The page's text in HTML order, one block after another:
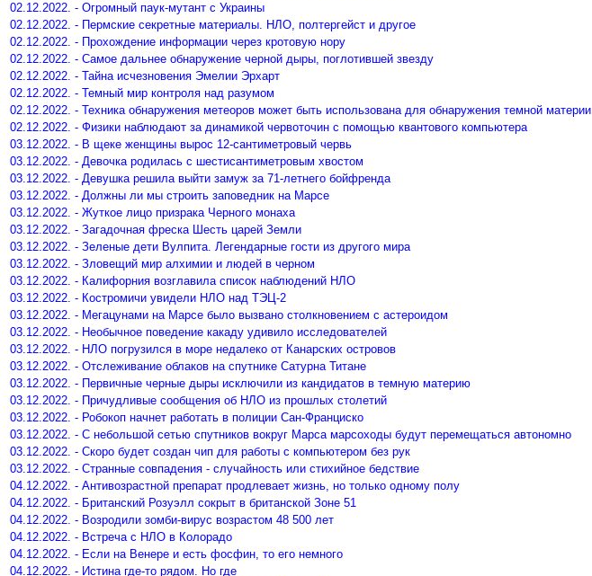
02.12.2022. - Огромный паук-мутант с Украины
02.12.2022. - Пермские секретные материалы. НЛО, полтергейст и другое
02.12.2022. - Прохождение информации через кротовую нору
02.12.2022. - Самое дальнее обнаружение черной дыры, поглотившей звезду
02.12.2022. - Тайна исчезновения Эмелии Эрхарт
02.12.2022. - Темный мир контроля над разумом
02.12.2022. - Техника обнаружения метеоров может быть использована для обнаружения темной материи
02.12.2022. - Физики наблюдают за динамикой червоточин с помощью квантового компьютера
03.12.2022. - В щеке женщины вырос 12-сантиметровый червь
03.12.2022. - Девочка родилась с шестисантиметровым хвостом
03.12.2022. - Девушка решила выйти замуж за 71-летнего бойфренда
03.12.2022. - Должны ли мы строить заповедник на Марсе
03.12.2022. - Жуткое лицо призрака Черного монаха
03.12.2022. - Загадочная фреска Шесть царей Земли
03.12.2022. - Зеленые дети Вулпита. Легендарные гости из другого мира
03.12.2022. - Зловещий мир алхимии и людей в черном
03.12.2022. - Калифорния возглавила список наблюдений НЛО
03.12.2022. - Костромичи увидели НЛО над ТЭЦ-2
03.12.2022. - Мегацунами на Марсе было вызвано столкновением с астероидом
03.12.2022. - Необычное поведение какаду удивило исследователей
03.12.2022. - НЛО погрузился в море недалеко от Канарских островов
03.12.2022. - Отслеживание облаков на спутнике Сатурна Титане
03.12.2022. - Первичные черные дыры исключили из кандидатов в темную материю
03.12.2022. - Причудливые сообщения об НЛО из прошлых столетий
03.12.2022. - Робокоп начнет работать в полиции Сан-Франциско
03.12.2022. - С небольшой сетью спутников вокруг Марса марсоходы будут перемещаться автономно
03.12.2022. - Скоро будет создан чип для работы с компьютером без рук
03.12.2022. - Странные совпадения - случайность или стихийное бедствие
04.12.2022. - Антивозрастной препарат продлевает жизнь, но только одному полу
04.12.2022. - Британский Розуэлл сокрыт в британской Зоне 51
04.12.2022. - Возродили зомби-вирус возрастом 48 500 лет
04.12.2022. - Встреча с НЛО в Колорадо
04.12.2022. - Если на Венере и есть фосфин, то его немного
04.12.2022. - Истина где-то рядом. Но где